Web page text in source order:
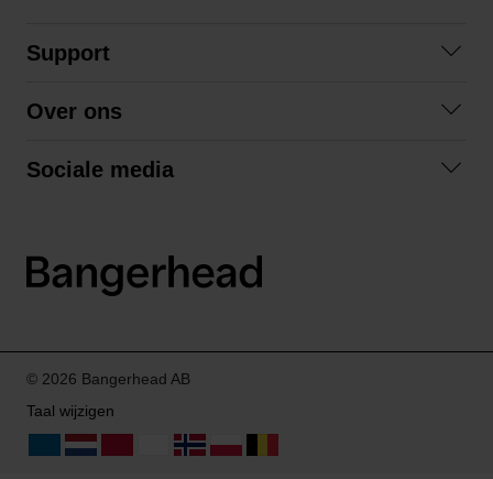
Support
Algemene voorwaarden
Over ons
Sociale media
LinkedIn
© 2026 Bangerhead AB
Taal wijzigen